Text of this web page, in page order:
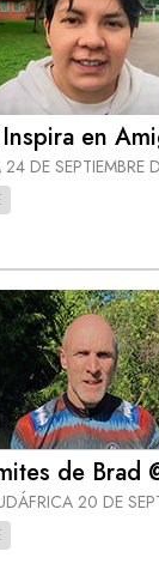
en
24 DE SEPTIEMBRE
de Brad
20 DE